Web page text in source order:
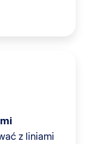
z liniami